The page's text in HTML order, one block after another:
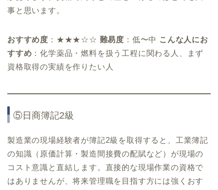
事と思います。
おすすめ度 ：★★★☆☆ 難易度 ：低〜中 こんな人にお
すすめ ：化学薬品・燃料を扱う工程に関わる人、まず
資格取得の実績を作りたい人
⑤日商簿記2級
製造業の現場経験者が簿記2級を取得すると、工業簿記
の知識（原価計算・製造間接費の配賦など）が現場の
コスト意識と直結します。直接的な現場作業の資格で
はありませんが、将来管理職を目指す方には強くおす